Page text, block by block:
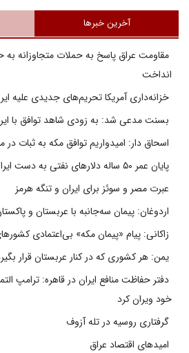
آخرین خبرها
مقاومت عراق پاسخ به حملات متجاوزانه
انداخت
خزانه‌داری آمریکا تحریم‌های جدیدی علیه
بسنت مدعی شد: به زودی شاهد توافق با
اسحاق دار: امیدواریم توافق مکه به ثبات
پایان عمر ۵۰ ساله دلارهای نفتی به دست ایران
عبرت مصر و سوئز برای ایران و تنگه هرمز
اردوغان: پیمان سه‌جانبه با عربستان و
زاکانی: پیام «پیمان مکه» بی‌اعتمادی
یمن: هر کشوری که در کنار عربستان قرار
دفتر حفاظت منافع ایران در قاهره: ترامپ
خود ویران کرد
گرفتاری روسیه در تله آزوف
امیدهای اقتصاد عراق